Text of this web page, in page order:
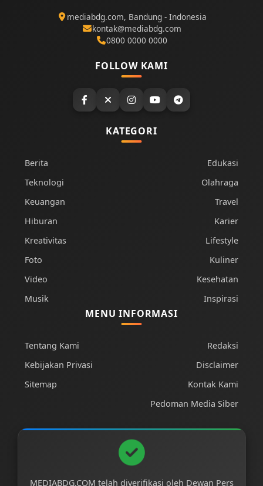
mediabdg.com, Bandung - Indonesia
kontak@mediabdg.com
0800 0000 0000
FOLLOW KAMI
KATEGORI
Berita
Teknologi
Keuangan
Hiburan
Kreativitas
Foto
Video
Musik
Edukasi
Olahraga
Travel
Karier
Lifestyle
Kuliner
Kesehatan
Inspirasi
MENU INFORMASI
Tentang Kami
Kebijakan Privasi
Sitemap
Redaksi
Disclaimer
Kontak Kami
Pedoman Media Siber
MEDIABDG.COM telah diverifikasi oleh Dewan Pers